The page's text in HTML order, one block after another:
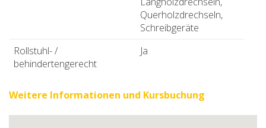
Querholzdrechseln,
Schreibgeräte
Rollstuhl- /
behindertengerecht
Ja
Weitere Informationen und Kursbuchung